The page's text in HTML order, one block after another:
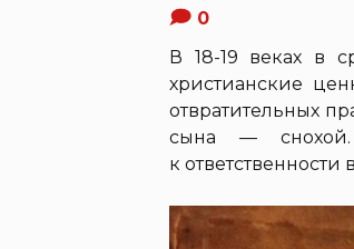
0
В 18-19 веках в
христианские
отвратительных
сына —
к